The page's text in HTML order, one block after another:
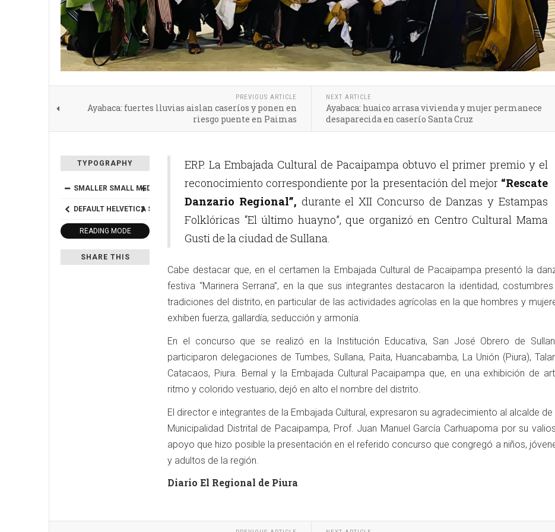
PREVIOUS ARTICLE
Ayabaca: fuertes lluvias aislan caseríos y ponen en
riesgo puente en Paimas
NEXT ARTICLE
Ayabaca: huaico arrasa vivienda y mujer permanece
desaparecida en caserío Santa Cruz
TYPOGRAPHY
SMALLER SMALL MEDIUM BIGGER
DEFAULT HELVETICA SEGOE
READING MODE
SHARE THIS
ERP. La Embajada Cultural de Pacaipampa obtuvo el primer premio y el
reconocimiento correspondiente por la presentación del mejor “Rescate
Danzario Regional”, durante el XII Concurso de Danzas y Estampas
Folklóricas “El último huayno”, que organizó en Centro Cultural Mama
Gusti de la ciudad de Sullana.
Cabe destacar que, en el certamen la Embajada Cultural de Pacaipampa presentó la
festiva “Marinera Serrana”, en la que sus integrantes destacaron la identidad,
tradiciones del distrito, en particular de las actividades agrícolas en la que hombres y
exhiben fuerza, gallardía, seducción y armonía.
En el concurso que se realizó en la Institución Educativa, San José Obrero de
participaron delegaciones de Tumbes, Sullana, Paita, Huancabamba, La Unión (Piura),
Catacaos, Piura. Bernal y la Embajada Cultural Pacaipampa que, en una exhibición de
ritmo y colorido vestuario, dejó en alto el nombre del distrito.
El director e integrantes de la Embajada Cultural, expresaron su agradecimiento al alcalde de
Municipalidad Distrital de Pacaipampa, Prof. Juan Manuel García Carhuapoma por su
apoyo que hizo posible la presentación en el referido concurso que congregó a niños,
y adultos de la región.
Diario El Regional de Piura